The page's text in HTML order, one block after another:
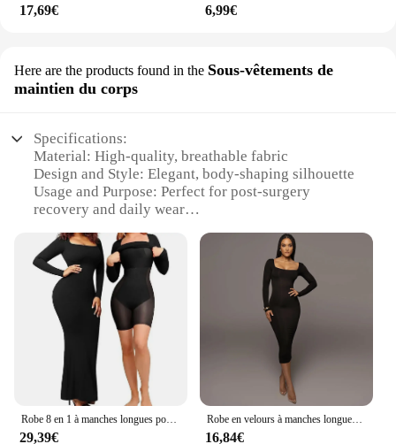
17,69€ 6,99€
Here are the products found in the Sous-vêtements de
maintien du corps
Specifications:
Material: High-quality, breathable fabric
Design and Style: Elegant, body-shaping silhouette
Usage and Purpose: Perfect for post-surgery
recovery and daily wear
body contouring
Shape or Size: Available in a range of sizes to fit
diverse body types
Applicable People: Suitable for both men and
women
Features:
|Wholesale|Vendors|
**Unparalleled Comfort and Support**
The robe gaine intégrée is meticulously crafted to
provide unparalleled comfort and support. Its high-
Robe 8 en 1 à manches longues pour femmes, vêtement de salon
29,39€
Robe en velours à manches longues pour femme, vêtement chaud, contrôle complet du corps, slips, serré, amincissant, spoant le corps, hiver
16,84€